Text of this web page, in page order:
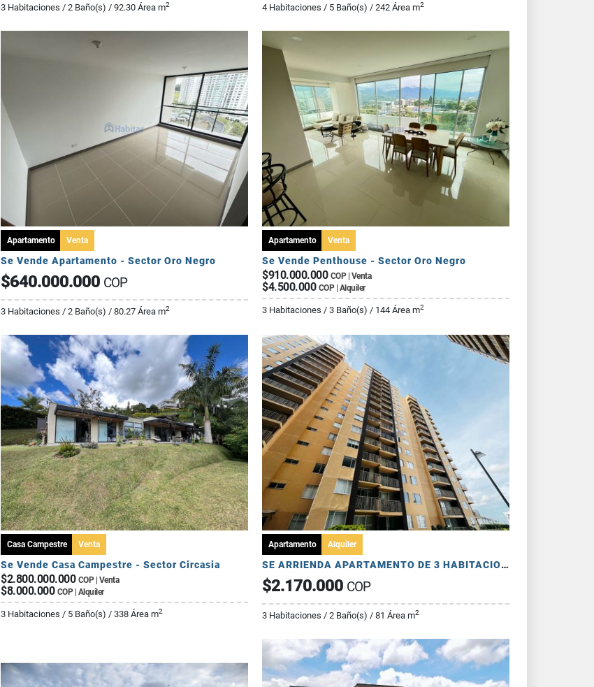
3 Habitaciones / 2 Baño(s) / 92.30 Área m2 4 Habitaciones / 5 Baño(s) / 242 Área m2
Apartamento Venta
Se Vende Apartamento - Sector Oro Negro
$640.000.000 COP
3 Habitaciones / 2 Baño(s) / 80.27 Área m2
Apartamento Venta
Se Vende Penthouse - Sector Oro Negro
$910.000.000 COP | Venta
$4.500.000 COP | Alquiler
3 Habitaciones / 3 Baño(s) / 144 Área m2
Casa Campestre Venta
Se Vende Casa Campestre - Sector Circasia
$2.800.000.000 COP | Venta
$8.000.000 COP | Alquiler
3 Habitaciones / 5 Baño(s) / 338 Área m2
Apartamento Alquiler
SE ARRIENDA APARTAMENTO DE 3 HABITACIONES - AV 19 NORTE
$2.170.000 COP
3 Habitaciones / 2 Baño(s) / 81 Área m2